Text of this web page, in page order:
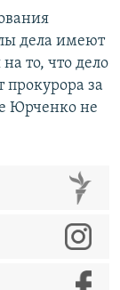
дела имеют
то, что дело
за
Юрченко не